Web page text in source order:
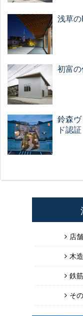
浅草の
初富の
鈴森
ド認
店
木造
鉄
そ